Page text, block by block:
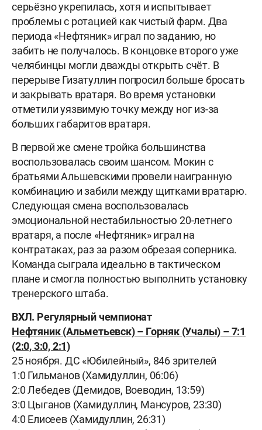
серьёзно укрепилась, хотя и испытывает
проблемы с ротацией как чистый фарм. Два
периода «Нефтяник» играл по заданию, но
забить не получалось. В концовке второго уже
челябинцы могли дважды открыть счёт. В
перерыве Гизатуллин попросил больше бросать
и закрывать вратаря. Во время установки
отметили уязвимую точку между ног из-за
больших габаритов вратаря.
В первой же смене тройка большинства
воспользовалась своим шансом. Мокин с
братьями Альшевскими провели наигранную
комбинацию и забили между щитками вратарю.
Следующая смена воспользовалась
эмоциональной нестабильностью 20-летнего
вратаря, а после «Нефтяник» играл на
контратаках, раз за разом обрезая соперника.
Команда сыграла идеально в тактическом
плане и смогла полностью выполнить установку
тренерского штаба.
ВХЛ. Регулярный чемпионат
Нефтяник (Альметьевск) – Горняк (Учалы) – 7:1
(2:0, 3:0, 2:1)
25 ноября. ДС «Юбилейный», 846 зрителей
1:0 Гильманов (Хамидуллин, 06:06)
2:0 Лебедев (Демидов, Воеводин, 13:59)
3:0 Цыганов (Хамидуллин, Мансуров, 23:30)
4:0 Елисеев (Хамидуллин, 26:31)